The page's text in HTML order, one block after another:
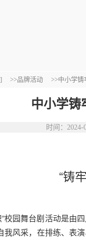
>>品牌活动 >>中小学
中小学铸
时间：
“铸
校园舞台剧活动是由
我风采，在排练、